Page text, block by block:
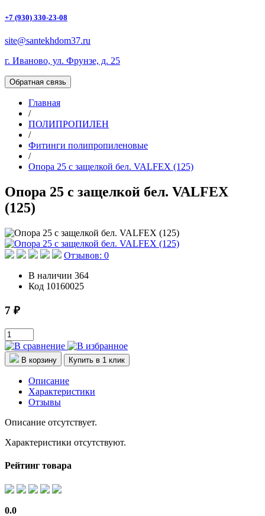
+7 (930) 330-23-08
site@santekhdom37.ru
г. Иваново, ул. Фрунзе, д. 25
Обратная связь
Главная
/
ПОЛИПРОПИЛЕН
/
Фитинги полипропиленовые
/
Опора 25 с защелкой бел. VALFEX (125)
Опора 25 с защелкой бел. VALFEX
(125)
Отзывов: 0
В наличии 364
Код 10160025
7 ₽
В корзину Купить в 1 клик
Описание
Характеристики
Отзывы
Описание отсутствует.
Характеристики отсутствуют.
Рейтинг товара
0.0